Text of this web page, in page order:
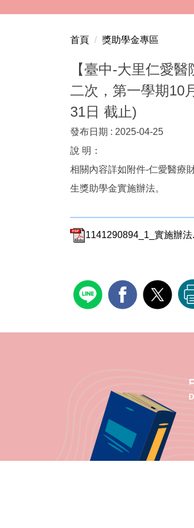
首頁 獎助學金專區
【臺中-大里仁愛
二次，第一學期10
31日 截止)
發布日期 : 2025-04-25
說 明：
相關內容詳如附件-仁愛醫療
生獎助學金實施辦法。
1141290894_1_實施辦法